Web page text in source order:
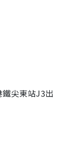
尖東站J3出